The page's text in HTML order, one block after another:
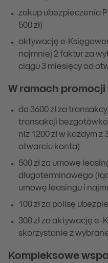
zakup ubezpieczenia
500 zł)
aktywację
najmniej 2 faktur za
ciągu 3 miesięcy od
W ramach
do 3600 zł za
transakcji
niż 1200 zł w każdym
otwarciu konta)
500 zł za umowę
długoterminowego
umowę leasingu i
100 zł za polisę
300 zł za aktywację e-
skorzystanie z
Kompleksowe